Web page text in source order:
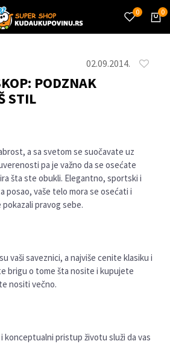
0
0
02.09.2014.
PODZNAK
STIL
a sa svetom se suočavate uz
pa je važno da se osećate
šta ste obukli. Elegantno, sportski i
posao, vaše telo mora se osećati i
pravog sebe.
vaši saveznici, a najviše cenite klasiku i
brigu o tome šta nosite i kupujete
nositi večno.
konceptualni pristup životu služi da vas